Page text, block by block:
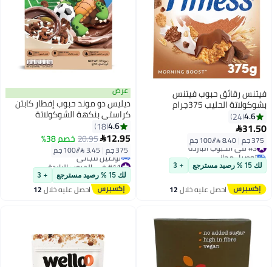
فيتنس رقائق حبوب فيتنس
بشوكولاتة الحليب 375جرام
4.6
24
31.50
375 جم | #3 في الحبوب الباردة
توصيل مجاني
#3 في الحبوب الباردةلك 15 % رصيد مسترجع + 3
احصل عليه خلال12
عرض
ديليس دو موند حبوب إفطار كابتن
كراستي بنكهة الشوكولاتة
4.6
18
12.95
20.95خصم 38%
375 جم |
#11 في الحبوب الباردة
أقل سعر في 30 يوم
توصيل مجاني
#11 في الحبوب الباردة
لك 15 % رصيد مسترجع + 3
احصل عليه خلال12